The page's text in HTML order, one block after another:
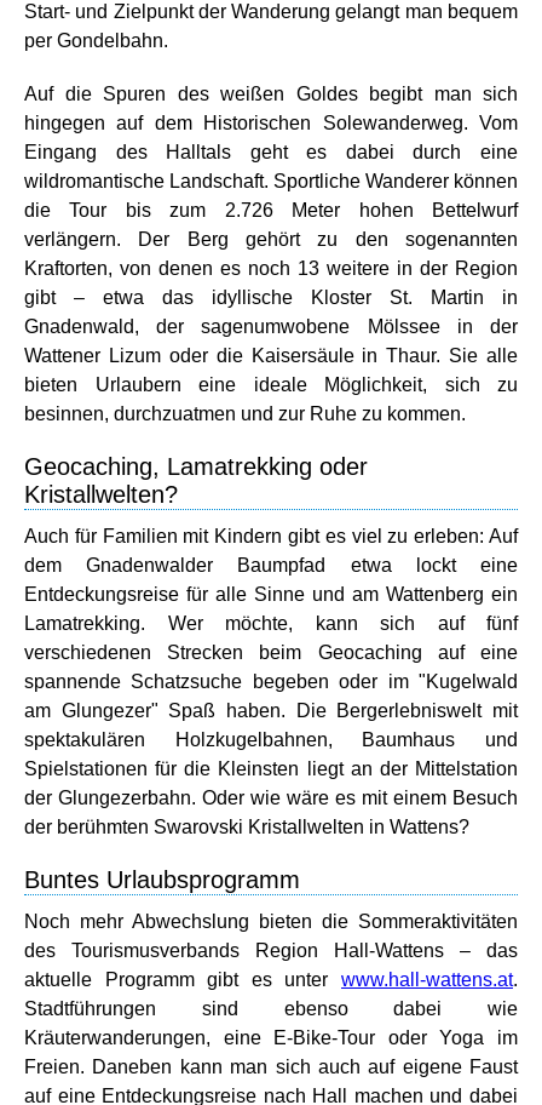
Start- und Zielpunkt der Wanderung gelangt man bequem
per Gondelbahn.
Auf die Spuren des weißen Goldes begibt man sich
hingegen auf dem Historischen Solewanderweg. Vom
Eingang des Halltals geht es dabei durch eine
wildromantische Landschaft. Sportliche Wanderer können
die Tour bis zum 2.726 Meter hohen Bettelwurf
verlängern. Der Berg gehört zu den sogenannten
Kraftorten, von denen es noch 13 weitere in der Region
gibt – etwa das idyllische Kloster St. Martin in
Gnadenwald, der sagenumwobene Mölssee in der
Wattener Lizum oder die Kaisersäule in Thaur. Sie alle
bieten Urlaubern eine ideale Möglichkeit, sich zu
besinnen, durchzuatmen und zur Ruhe zu kommen.
Geocaching, Lamatrekking oder
Kristallwelten?
Auch für Familien mit Kindern gibt es viel zu erleben: Auf
dem Gnadenwalder Baumpfad etwa lockt eine
Entdeckungsreise für alle Sinne und am Wattenberg ein
Lamatrekking. Wer möchte, kann sich auf fünf
verschiedenen Strecken beim Geocaching auf eine
spannende Schatzsuche begeben oder im "Kugelwald
am Glungezer" Spaß haben. Die Bergerlebniswelt mit
spektakulären Holzkugelbahnen, Baumhaus und
Spielstationen für die Kleinsten liegt an der Mittelstation
der Glungezerbahn. Oder wie wäre es mit einem Besuch
der berühmten Swarovski Kristallwelten in Wattens?
Buntes Urlaubsprogramm
Noch mehr Abwechslung bieten die Sommeraktivitäten
des Tourismusverbands Region Hall-Wattens – das
aktuelle Programm gibt es unter www.hall-wattens.at.
Stadtführungen sind ebenso dabei wie
Kräuterwanderungen, eine E-Bike-Tour oder Yoga im
Freien. Daneben kann man sich auch auf eigene Faust
auf eine Entdeckungsreise nach Hall machen und dabei